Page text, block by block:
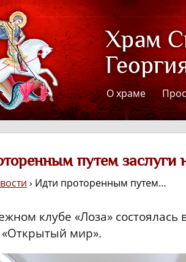
О храме
путем заслуги
› Идти проторенным путем…
клубе «Лоза» состоялась
«Открытый мир».